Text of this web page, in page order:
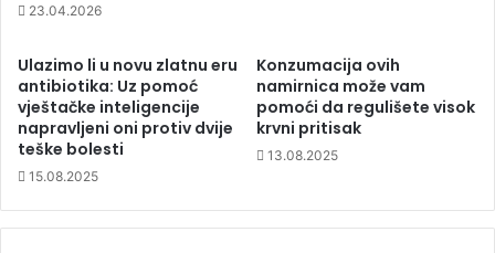
23.04.2026
Ulazimo li u novu zlatnu eru
antibiotika: Uz pomoć
vještačke inteligencije
napravljeni oni protiv dvije
teške bolesti
15.08.2025
Konzumacija ovih
namirnica može vam
pomoći da regulišete visok
krvni pritisak
13.08.2025